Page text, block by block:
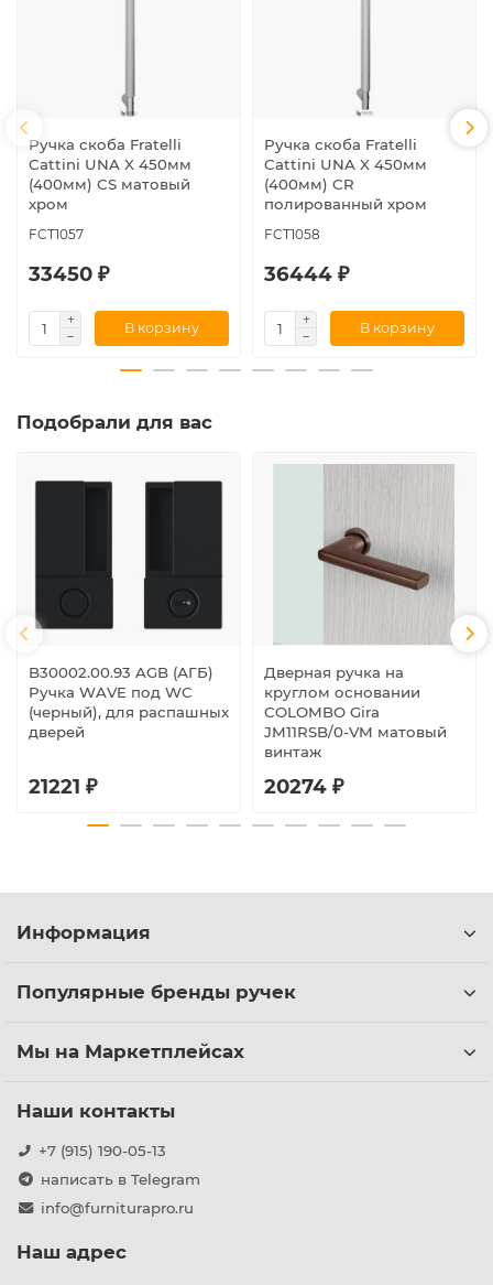
Ручка скоба Fratelli
Cattini UNA X 450мм
(400мм) CS матовый
хром
FCT1057
33450 ₽
В корзину
Ручка скоба Fratelli
Cattini UNA X 450мм
(400мм) CR
полированный хром
FCT1058
36444 ₽
В корзину
Подобрали для вас
B30002.00.93 AGB (АГБ)
Ручка WAVE под WC
(черный), для распашных
дверей
21221 ₽
Дверная ручка на
круглом основании
COLOMBO Gira
JM11RSB/0-VM матовый
винтаж
20274 ₽
Информация
Популярные бренды ручек
Мы на Маркетплейсах
Наши контакты
+7 (915) 190-05-13
написать в Telegram
info@furniturapro.ru
Наш адрес